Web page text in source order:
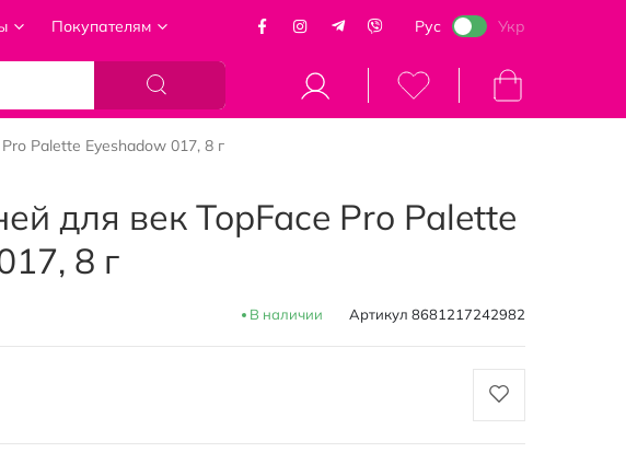
Покупателям Рус Укр
Моя корзина
Palette Eyeshadow 017, 8 г
для век TopFace Pro Palette
8 г
В наличии Артикул 8681217242982